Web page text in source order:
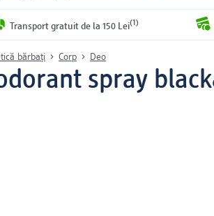
Transport gratuit de la 150 Lei(1)
bărbați Corp Deo
spray